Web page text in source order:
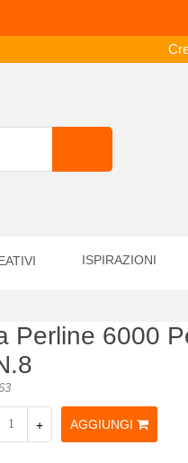
ISPIRAZIONI
Perline 6000
+ AGGIUNGI